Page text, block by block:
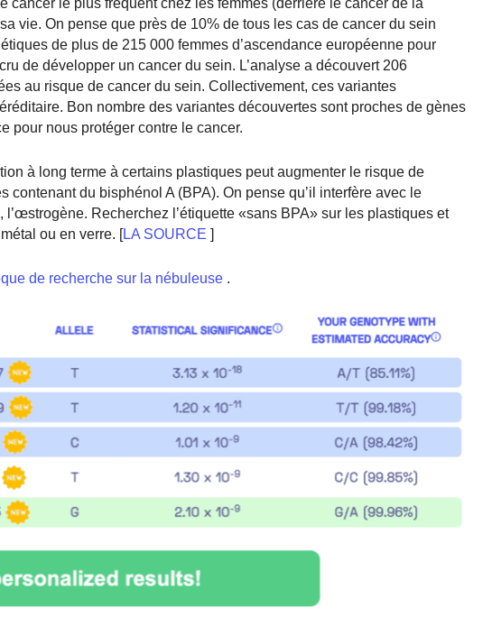
cancer le plus fréquent chez les femmes (derrière le cancer de la
vie. On pense que près de 10% de tous les cas de cancer du sein
de plus de 215 000 femmes d’ascendance européenne pour
de développer un cancer du sein. L’analyse a découvert 206
au risque de cancer du sein. Collectivement, ces variantes
Bon nombre des variantes découvertes sont proches de gènes
pour nous protéger contre le cancer.
à long terme à certains plastiques peut augmenter le risque de
du bisphénol A (BPA). On pense qu’il interfère avec le
Recherchez l’étiquette «sans BPA» sur les plastiques et
ou en verre. [LA SOURCE ]
de recherche sur la nébuleuse .